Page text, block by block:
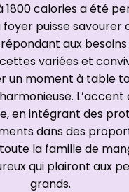
1800 calories a été
puisse savourer
aux
variées et
un moment à table
L’accent
en intégrant des
dans des
la famille de
qui plairont aux
grands.